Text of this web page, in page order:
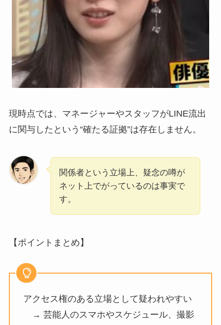
現時点では、マネージャーやスタッフがLINE流出
に関与したという“確たる証拠”は存在しません。
関係者という立場上、疑念の噂が
ネット上でがっているのは事実で
す。
【ポイントまとめ】
アクセス権のある立場として疑われやすい
→ 芸能人のスマホやスケジュール、撮影